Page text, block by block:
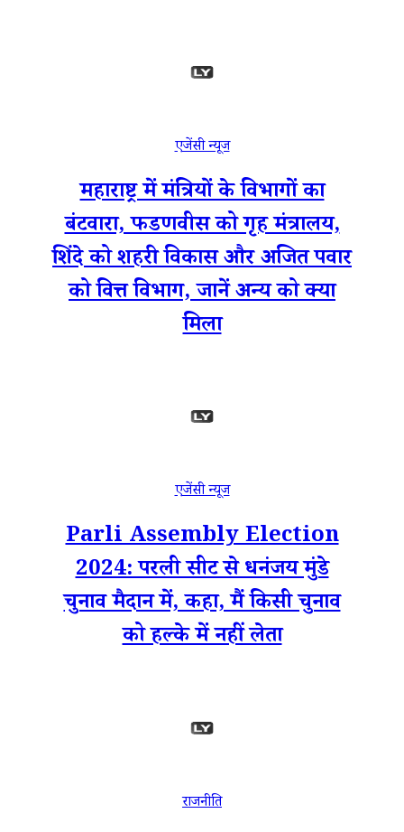
एजेंसी न्यूज
महाराष्ट्र में मंत्रियों के विभागों का
बंटवारा, फडणवीस को गृह मंत्रालय,
शिंदे को शहरी विकास और अजित पवार
को वित्त विभाग, जानें अन्य को क्या
मिला
एजेंसी न्यूज
Parli Assembly Election
2024: परली सीट से धनंजय मुंडे
चुनाव मैदान में, कहा, मैं किसी चुनाव
को हल्के में नहीं लेता
राजनीति